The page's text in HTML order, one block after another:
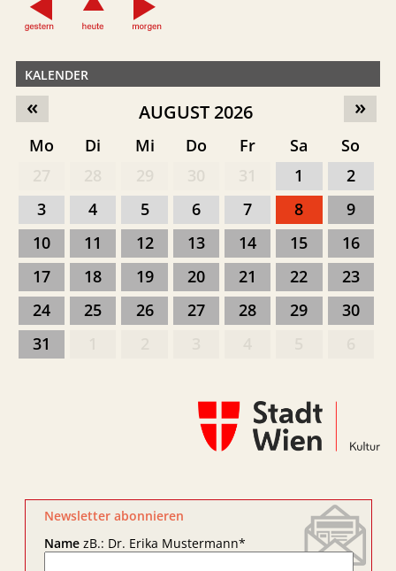
KALENDER
»
« AUGUST 2026
Mo Di Mi Do Fr Sa
So
1
2
3
4 5 6 7 8
9
10
11 12 13 14 15
16
17
18 19 20 21 22
23
24
25 26 27 28 29
30
31
Newsletter abonnieren
NamezB.: Dr. Erika Mustermann*